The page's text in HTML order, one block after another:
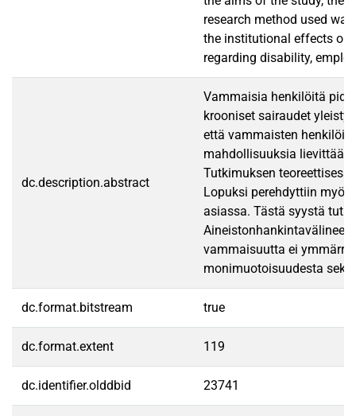
research method used
the institutional effects on
regarding disability,
dc.description.abstract
Vammaisia henkilöitä
krooniset sairaudet
että vammaisten
mahdollisuuksia lievittää
Tutkimuksen
Lopuksi perehdyttiin
asiassa. Tästä syystä
vammaisuutta ei
monimuotoisuudesta
dc.format.bitstream true
dc.format.extent 119
dc.identifier.olddbid 23741